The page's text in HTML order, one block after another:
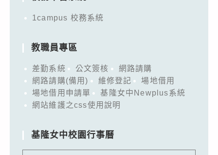
1campus 校務系統
教職員專區
差勤系統 公文簽核
網路請購
網路請購(備用)
維修登記
場地借用
場地借用申請單
基隆女中Newplus系統
網站維護之css使用說明
基隆女中校園行事曆